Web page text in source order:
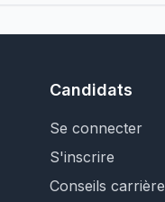
Candidats
Se connecter
S'inscrire
Conseils carrière